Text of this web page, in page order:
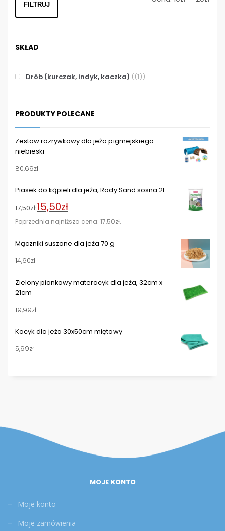
FILTRUJ
SKŁAD
Drób (kurczak, indyk, kaczka) (1)
PRODUKTY POLECANE
Zestaw rozrywkowy dla jeża pigmejskiego -
niebieski
80,69zł
Piasek do kąpieli dla jeża, Rody Sand sosna 2l
17,50zł Pierwotna
cena
17,50zł.
15,50złAktualna
cena
15,50zł.
Poprzednia najniższa cena: 17,50zł.
Mączniki suszone dla jeża 70 g
14,60zł
Zielony piankowy materacyk dla jeża, 32cm x
21cm
19,99zł
Kocyk dla jeża 30x50cm miętowy
5,99zł
MOJE KONTO
Moje konto
Moje zamówienia